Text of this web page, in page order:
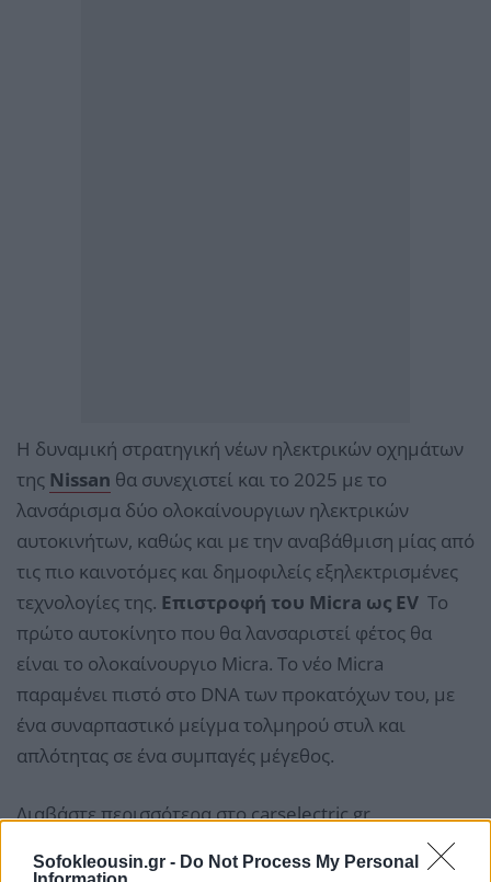
Sofokleousin.gr - Do Not Process My Personal
Η δυναμική στρατηγική νέων ηλεκτρικών οχημάτων
της Nissan θα συνεχιστεί και το 2025 με το
λανσάρισμα δύο ολοκαίνουργιων ηλεκτρικών
αυτοκινήτων, καθώς και με την αναβάθμιση μίας από
τις πιο καινοτόμες και δημοφιλείς εξηλεκτρισμένες
τεχνολογίες της. Επιστροφή του Micra ως EV Το
πρώτο αυτοκίνητο που θα λανσαριστεί φέτος θα
είναι το ολοκαίνουργιο Micra. Το νέο Micra
παραμένει πιστό στο DNA των προκατόχων του, με
ένα συναρπαστικό μείγμα τολμηρού στυλ και
απλότητας σε ένα συμπαγές μέγεθος.
Διαβάστε περισσότερα στοcarselectric.gr